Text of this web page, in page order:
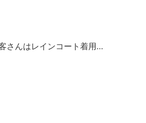
さんはレインコート着用…